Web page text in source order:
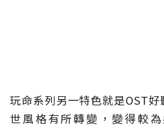
玩命系列另一特色就是OST
世風格有所轉變，變得較